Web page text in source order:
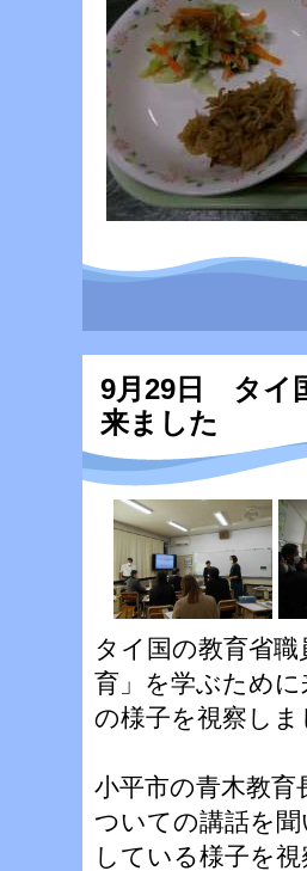
9月29日 タイ
来ました
タイ国の教育省
育」を学ぶため
の様子を視察しま
小平市の青木教
ついての講話を
している様子を